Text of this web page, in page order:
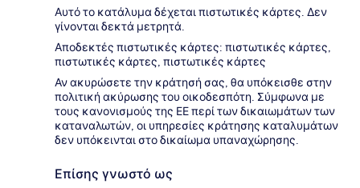
Αυτό το κατάλυμα δέχεται πιστωτικές κάρτες. Δεν
γίνονται δεκτά μετρητά.
Αποδεκτές πιστωτικές κάρτες: πιστωτικές κάρτες,
πιστωτικές κάρτες, πιστωτικές κάρτες
Αν ακυρώσετε την κράτησή σας, θα υπόκεισθε στην
πολιτική ακύρωσης του οικοδεσπότη. Σύμφωνα με
τους κανονισμούς της ΕΕ περί των δικαιωμάτων των
καταναλωτών, οι υπηρεσίες κράτησης καταλυμάτων
δεν υπόκεινται στο δικαίωμα υπαναχώρησης.
Επίσης γνωστό ως